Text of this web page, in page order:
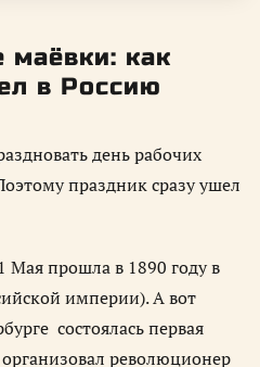
маёвки: как
в Россию
день рабочих
праздник сразу ушел
Мая прошла в 1890 году в
империи). А вот
состоялась первая
революционер